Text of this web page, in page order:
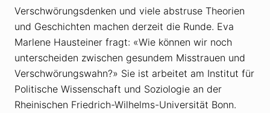
a
r
v
n
m
p
f
s
k
e
s
i
s
u
Verschwörungsdenken und viele abstruse Theorien
und Geschichten machen derzeit die Runde. Eva
Marlene Hausteiner fragt: «Wie können wir noch
unterscheiden zwischen gesundem Misstrauen und
Verschwörungswahn?» Sie ist arbeitet am Institut für
Politische Wissenschaft und Soziologie an der
Rheinischen Friedrich-Wilhelms-Universität Bonn.